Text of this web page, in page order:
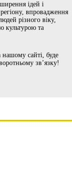
ідей і
впровадження
різного віку,
культурою та
сайті, буде
зв’язку!